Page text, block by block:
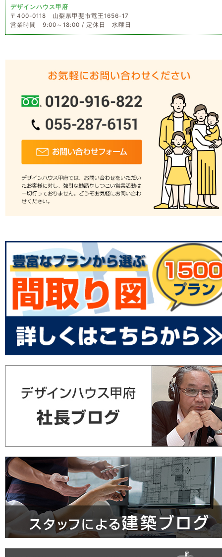
デザインハウス甲府
〒400-0118 山梨県甲斐市竜王1656-17
営業時間 9:00～18:00 / 定休日 水曜日